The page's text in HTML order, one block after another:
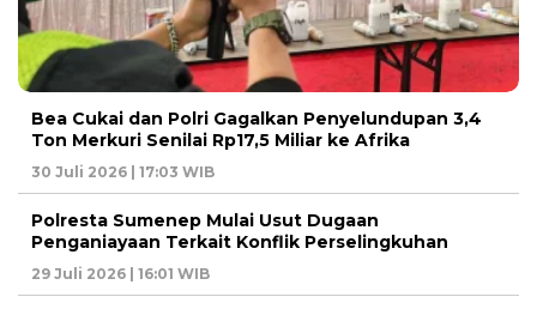
Bea Cukai dan Polri Gagalkan Penyelundupan 3,4
Ton Merkuri Senilai Rp17,5 Miliar ke Afrika
30 Juli 2026 | 17:03 WIB
Polresta Sumenep Mulai Usut Dugaan
Penganiayaan Terkait Konflik Perselingkuhan
29 Juli 2026 | 16:01 WIB